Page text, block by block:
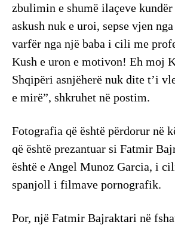
zbulimin e shumë ilaçeve
askush nuk e uroi, sepse vjen
varfër nga një baba i cili me
Kush e uron e motivon! Eh moj
Shqipëri asnjëherë nuk dite t’i
e mirë”, shkruhet në postim.
Fotografia që është përdorur në
që është prezantuar si Fatmir
është e Angel Munoz Garcia, i
spanjoll i filmave pornografik.
Por, një Fatmir Bajraktari në